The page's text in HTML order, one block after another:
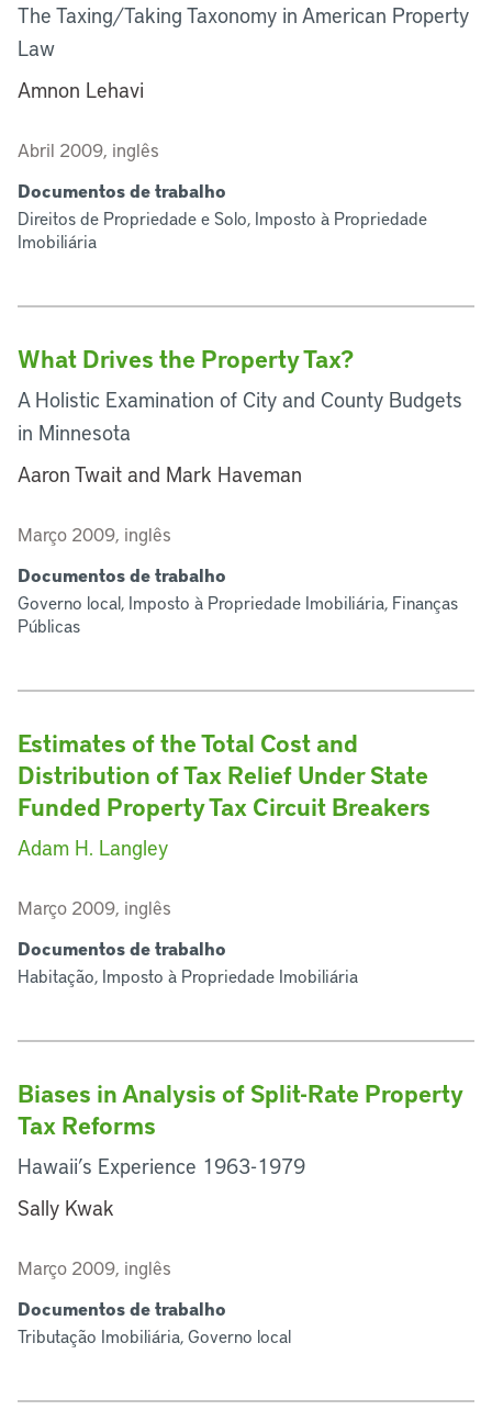
The Taxing/Taking Taxonomy in American Property
Law
Amnon Lehavi
Abril 2009, inglês
Documentos de trabalho
Direitos de Propriedade e Solo, Imposto à Propriedade
Imobiliária
What Drives the Property Tax?
A Holistic Examination of City and County Budgets
in Minnesota
Aaron Twait and Mark Haveman
Março 2009, inglês
Documentos de trabalho
Governo local, Imposto à Propriedade Imobiliária, Finanças
Públicas
Estimates of the Total Cost and
Distribution of Tax Relief Under State
Funded Property Tax Circuit Breakers
Adam H. Langley
Março 2009, inglês
Documentos de trabalho
Habitação, Imposto à Propriedade Imobiliária
Biases in Analysis of Split-Rate Property
Tax Reforms
Hawaii’s Experience 1963-1979
Sally Kwak
Março 2009, inglês
Documentos de trabalho
Tributação Imobiliária, Governo local